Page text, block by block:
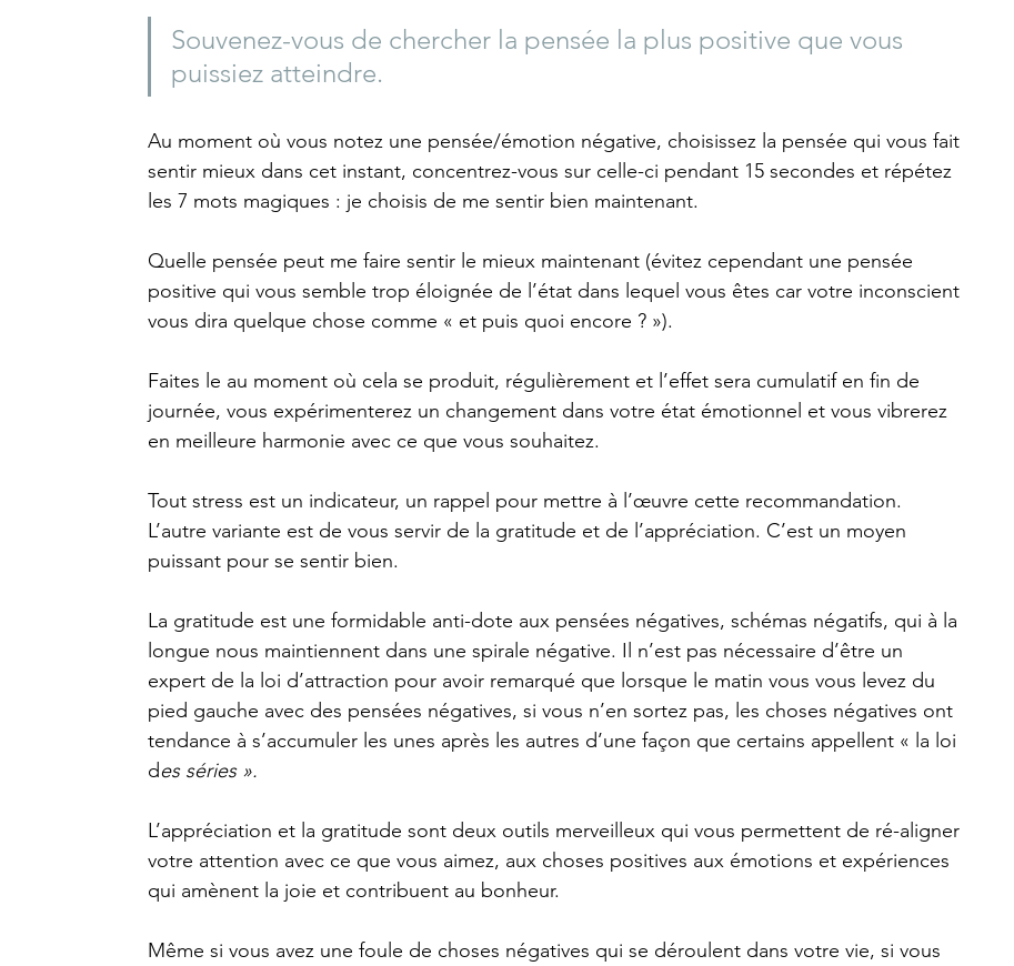
Souvenez-vous de chercher la pensée la plus positive que vous
puissiez atteindre.
Au moment où vous notez une pensée/émotion négative, choisissez la pensée qui vous fait
sentir mieux dans cet instant, concentrez-vous sur celle-ci pendant 15 secondes et répétez
les 7 mots magiques : je choisis de me sentir bien maintenant.
Quelle pensée peut me faire sentir le mieux maintenant (évitez cependant une pensée
positive qui vous semble trop éloignée de l’état dans lequel vous êtes car votre inconscient
vous dira quelque chose comme « et puis quoi encore ? »).
Faites le au moment où cela se produit, régulièrement et l’effet sera cumulatif en fin de
journée, vous expérimenterez un changement dans votre état émotionnel et vous vibrerez
en meilleure harmonie avec ce que vous souhaitez.
Tout stress est un indicateur, un rappel pour mettre à l’œuvre cette recommandation.
L’autre variante est de vous servir de la gratitude et de l’appréciation. C’est un moyen
puissant pour se sentir bien.
La gratitude est une formidable anti-dote aux pensées négatives, schémas négatifs, qui à la
longue nous maintiennent dans une spirale négative. Il n’est pas nécessaire d’être un
expert de la loi d’attraction pour avoir remarqué que lorsque le matin vous vous levez du
pied gauche avec des pensées négatives, si vous n’en sortez pas, les choses négatives ont
tendance à s’accumuler les unes après les autres d’une façon que certains appellent « la loi
des séries ».
L’appréciation et la gratitude sont deux outils merveilleux qui vous permettent de ré-aligner
votre attention avec ce que vous aimez, aux choses positives aux émotions et expériences
qui amènent la joie et contribuent au bonheur.
Même si vous avez une foule de choses négatives qui se déroulent dans votre vie, si vous